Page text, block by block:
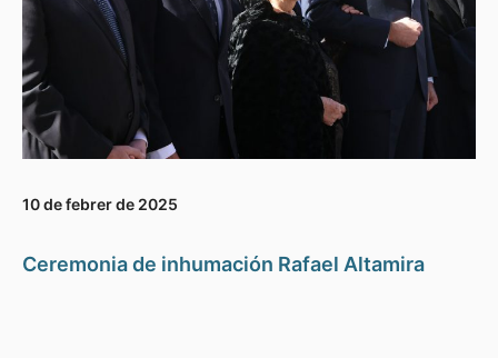
10 de febrer de 2025
Ceremonia de inhumación Rafael Altamira